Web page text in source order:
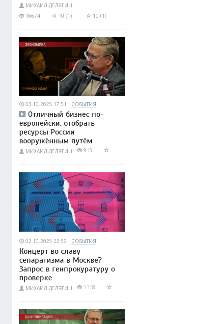
МИХАИЛ ДЕЛЯГИН
16674
10 (1) 10 (1)
03.10.2025 17:51 СОБЫТИЯ
Отличный бизнес по-
европейски: отобрать
ресурсы России
вооружённым путём
МИХАИЛ ДЕЛЯГИН 915
02.10.2025 22:59 СОБЫТИЯ
Концерт во славу
сепаратизма в Москве?
Запрос в генпрокуратуру о
проверке
МИХАИЛ ДЕЛЯГИН 1118